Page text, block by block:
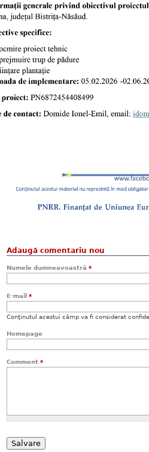
Adaugă comentariu nou
Numele dumneavoastră *
E-mail *
Conţinutul acestui câmp va fi considerat
Homepage
Comment *